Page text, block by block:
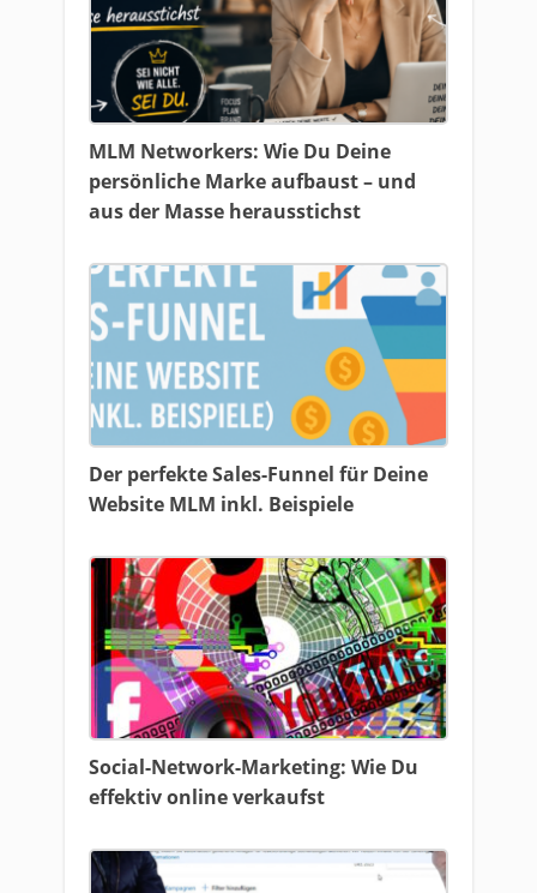
MLM Networkers: Wie Du Deine
persönliche Marke aufbaust – und
aus der Masse herausstichst
Der perfekte Sales-Funnel für Deine
Website MLM inkl. Beispiele
Social-Network-Marketing: Wie Du
effektiv online verkaufst